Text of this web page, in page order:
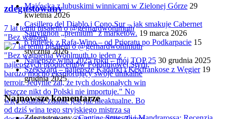
zdegustowany
7 lat temu pisałem o @gerhardwohlmuth
"Bez wątpien
Majówka z lubuskimi winnicami w Zielonej Górze 29
kwietnia 2026
Casillero del Diablo i Cono Sur – jak smakuje Cabernet
Sauvignon „premium” z marketów. 19 marca 2026
6 butelek z Rafa-Wino – od Prioratu po Podkarpacie 15
stycznia 2026
Najlepsze wina 2025 roku – mój TOP 25 30 grudnia 2025
Szekszárd – najlepsze Kadarki i Kékfrankose z Węgier 19
grudnia 2025
Najnowsze komentarze